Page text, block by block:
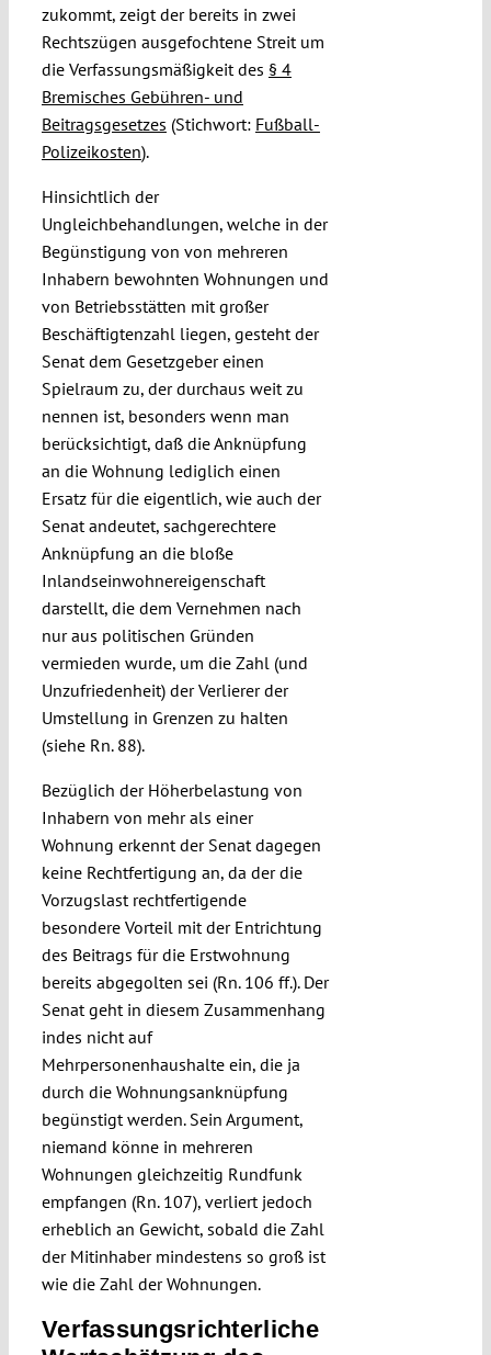
zukommt, zeigt der bereits in zwei
Rechtszügen ausgefochtene Streit um
die Verfassungsmäßigkeit des § 4
Bremisches Gebühren- und
Beitragsgesetzes (Stichwort: Fußball-
Polizeikosten).
Hinsichtlich der
Ungleichbehandlungen, welche in der
Begünstigung von von mehreren
Inhabern bewohnten Wohnungen und
von Betriebsstätten mit großer
Beschäftigtenzahl liegen, gesteht der
Senat dem Gesetzgeber einen
Spielraum zu, der durchaus weit zu
nennen ist, besonders wenn man
berücksichtigt, daß die Anknüpfung
an die Wohnung lediglich einen
Ersatz für die eigentlich, wie auch der
Senat andeutet, sachgerechtere
Anknüpfung an die bloße
Inlandseinwohnereigenschaft
darstellt, die dem Vernehmen nach
nur aus politischen Gründen
vermieden wurde, um die Zahl (und
Unzufriedenheit) der Verlierer der
Umstellung in Grenzen zu halten
(siehe Rn. 88).
Bezüglich der Höherbelastung von
Inhabern von mehr als einer
Wohnung erkennt der Senat dagegen
keine Rechtfertigung an, da der die
Vorzugslast rechtfertigende
besondere Vorteil mit der Entrichtung
des Beitrags für die Erstwohnung
bereits abgegolten sei (Rn. 106 ff.). Der
Senat geht in diesem Zusammenhang
indes nicht auf
Mehrpersonenhaushalte ein, die ja
durch die Wohnungsanknüpfung
begünstigt werden. Sein Argument,
niemand könne in mehreren
Wohnungen gleichzeitig Rundfunk
empfangen (Rn. 107), verliert jedoch
erheblich an Gewicht, sobald die Zahl
der Mitinhaber mindestens so groß ist
wie die Zahl der Wohnungen.
Verfassungsrichterliche